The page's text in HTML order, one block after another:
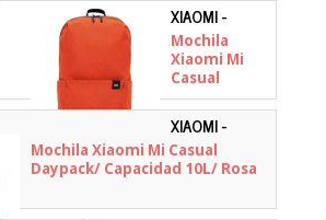
XIAOMI -
ZJB4148GL
Mochila
Xiaomi Mi
Casual
Daypack/
Capacidad
10L/ Naranja
XIAOMI -
ZJB4147GL
Mochila Xiaomi Mi Casual
Daypack/ Capacidad 10L/ Rosa